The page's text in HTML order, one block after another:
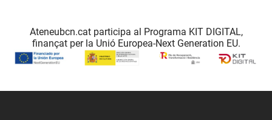
Ateneubcn.cat participa al Programa KIT DIGITAL,
finançat per la Unió Europea-Next Generation EU.